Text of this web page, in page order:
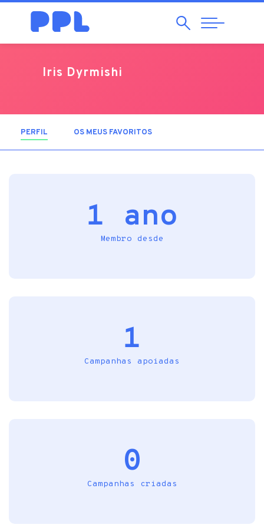
Pesquisar
Abrir
Navegação
Iris Dyrmishi
PERFIL (SEPARADOR ATIVO)
OS MEUS FAVORITOS
1 ano
Membro desde
1
Campanhas apoiadas
0
Campanhas criadas